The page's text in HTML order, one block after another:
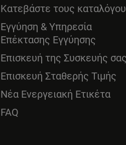
Κατεβάστε τους
Εγγύηση & Υπηρεσία
Επέκτασης Εγγύησης
Επισκευή της Συσκευής σας
Επισκευή Σταθερής Τιμής
Νέα Ενεργειακή Ετικέτα
FAQ